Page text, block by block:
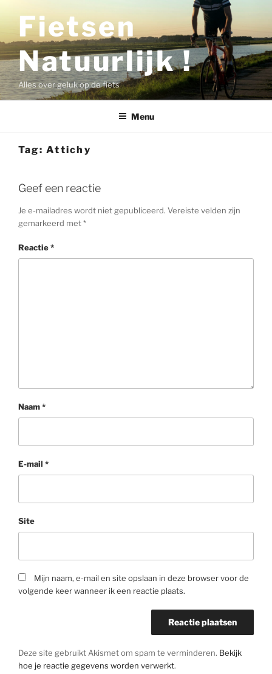
inhoud
Fietsen
Natuurlijk !
Alles over geluk op de fiets
Menu
Tag:Attichy
Geef een reactie
Je e-mailadres wordt niet gepubliceerd. Vereiste velden zijn
gemarkeerd met*
Reactie*
Naam*
E-mail *
Site
Mijn naam, e-mail en site opslaan in deze browser voor de
volgende keer wanneer ik een reactie plaats.
Deze site gebruikt Akismet om spam te verminderen. Bekijk
hoe je reactie gegevens worden verwerkt.